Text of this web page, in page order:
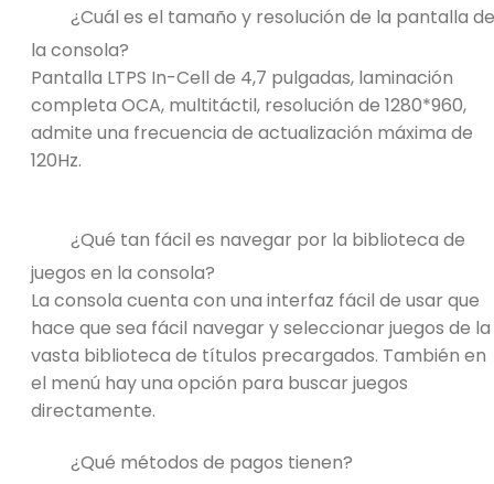
¿Cuál es el tamaño y resolución de la pantalla de
la consola?
Pantalla LTPS In-Cell de 4,7 pulgadas, laminación
completa OCA, multitáctil, resolución de 1280*960,
admite una frecuencia de actualización máxima de
120Hz.
¿Qué tan fácil es navegar por la biblioteca de
juegos en la consola?
La consola cuenta con una interfaz fácil de usar que
hace que sea fácil navegar y seleccionar juegos de la
vasta biblioteca de títulos precargados. También en
el menú hay una opción para buscar juegos
directamente.
¿Qué métodos de pagos tienen?